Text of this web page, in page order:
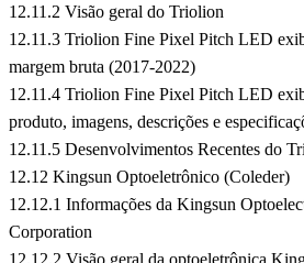
12.11.2 Visão geral do Triolion
12.11.3 Triolion Fine Pixel Pitch LED
margem bruta (2017-2022)
12.11.4 Triolion Fine Pixel Pitch LED
produto, imagens, descrições e
12.11.5 Desenvolvimentos Recentes do
12.12 Kingsun Optoeletrônico (Coleder)
12.12.1 Informações da Kingsun
Corporation
12.12.2 Visão geral da optoeletrônica